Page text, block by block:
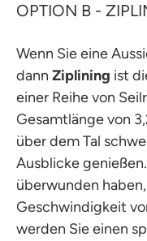
OPTION B -
Wenn Sie eine
dann Ziplining ist
einer Reihe von
Gesamtlänge von
über dem Tal
Ausblicke
überwunden
Geschwindigkeit
werden Sie einen